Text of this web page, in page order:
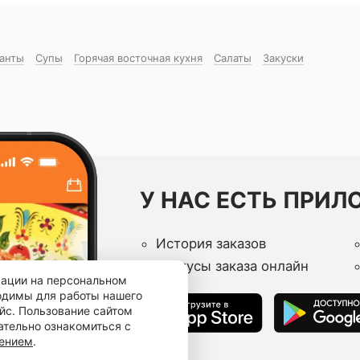
Супы Горячая восточная куxня Салаты Закуски
У НАС ЕСТЬ
История заказов
Статусы заказа онлайн
на персональном
для работы нашего
Пользование сайтом
ознакомиться с
.